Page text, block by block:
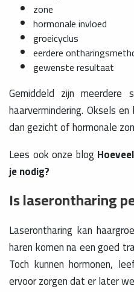
zone
hormonale invloed
groeicyclus
eerdere
gewenste resultaat
Gemiddeld zijn meerdere
haarvermindering. Oksels
dan gezicht of hormonale
Lees ook onze blog
je nodig?
Is laserontharing
Laserontharing kan
haren komen na een goed
Toch kunnen hormonen,
ervoor zorgen dat er later